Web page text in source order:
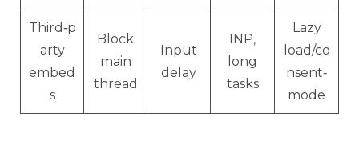
Third‑p
arty
embed
s
Block
main
thread
Input
delay
INP,
long
tasks
Lazy
load/co
nsent‑
mode